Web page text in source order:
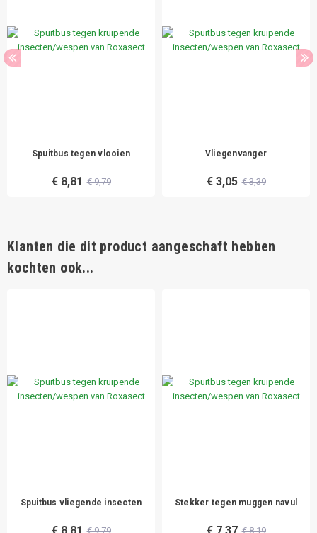
Spuitbus tegen vlooien
€ 8,81 € 9,79
Vliegenvanger
€ 3,05 € 3,39
Klanten die dit product aangeschaft hebben
kochten ook...
Spuitbus vliegende insecten
€ 9,79
Stekker tegen muggen navul
€ 8,19